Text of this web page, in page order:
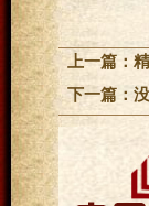
上一篇：
下一篇：